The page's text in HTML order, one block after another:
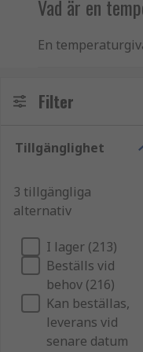
Vad är en
En
EMC-brus,
De finns
RS
och naturligtvis RS
Vilka är de
Givare kommer
att
Filter
Tillgänglighet
3 tillgängliga
alternativ
I lager (213)
Beställs vid
behov (216)
Kan beställas,
leverans vid
senare datum